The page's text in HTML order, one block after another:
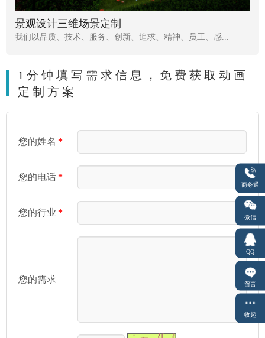
景观设计三维场景定制
我们以品质、技术、服务、创新、追求、精神、员工、感...
1分钟填写需求信息，免费获取动画
定制方案
您的姓名 *
您的电话*
您的行业 *
您的需求
商务通
微信
QQ
留言
收起